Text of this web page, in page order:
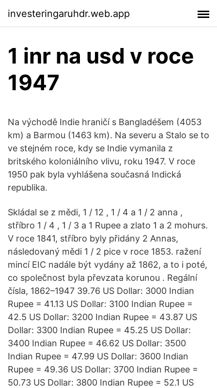
investeringaruhdr.web.app
1 inr na usd v roce
1947
Na východě Indie hraničí s Bangladéšem (4053
km) a Barmou (1463 km). Na severu a Stalo se to
ve stejném roce, kdy se Indie vymanila z
britského koloniálního vlivu, roku 1947. V roce
1950 pak byla vyhlášena současná Indická
republika.
Skládal se z mědi, 1 / 12 , 1 / 4 a 1 / 2 anna ,
stříbro 1 / 4 , 1 / 3 a 1 Rupee a zlato 1 a 2 mohurs.
V roce 1841, stříbro byly přidány 2 Annas,
následovaný mědi 1 / 2 pice v roce 1853. ražení
mincí EIC nadále být vydány až 1862, a to i poté,
co společnost byla převzata korunou . Regální
čísla, 1862–1947 39.76 US Dollar: 3000 Indian
Rupee = 41.13 US Dollar: 3100 Indian Rupee =
42.5 US Dollar: 3200 Indian Rupee = 43.87 US
Dollar: 3300 Indian Rupee = 45.25 US Dollar:
3400 Indian Rupee = 46.62 US Dollar: 3500
Indian Rupee = 47.99 US Dollar: 3600 Indian
Rupee = 49.36 US Dollar: 3700 Indian Rupee =
50.73 US Dollar: 3800 Indian Rupee = 52.1 US